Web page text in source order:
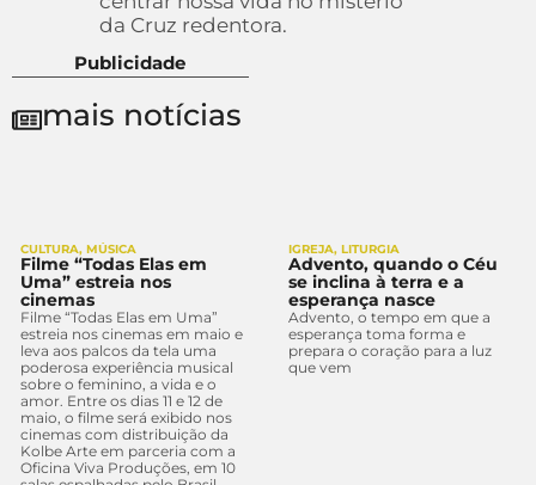
da Cruz redentora.
Publicidade
mais notícias
CULTURA, MÚSICA
Filme “Todas Elas em
Uma” estreia nos
cinemas
Filme “Todas Elas em Uma”
estreia nos cinemas em maio e
leva aos palcos da tela uma
poderosa experiência musical
sobre o feminino, a vida e o
amor. Entre os dias 11 e 12 de
maio, o filme será exibido nos
cinemas com distribuição da
Kolbe Arte em parceria com a
Oficina Viva Produções, em 10
IGREJA, LITURGIA
Advento, quando o Céu
se inclina à terra e a
esperança nasce
Advento, o tempo em que a
esperança toma forma e
prepara o coração para a luz
que vem